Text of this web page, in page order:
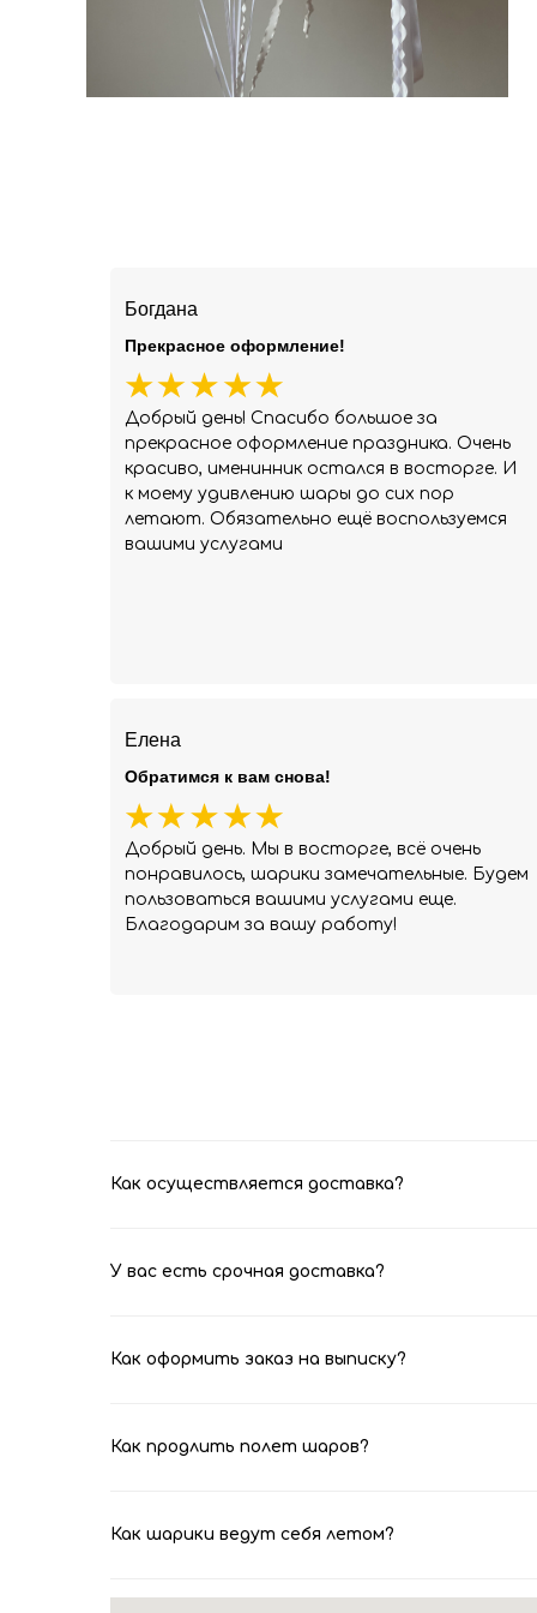
Елена
Добрый день. Мы в восторге, всё очень
понравилось, шарики замечательные. Будем
пользоваться вашими услугами еще.
Благодарим за вашу работу!
Обратимся к вам снова!
Богдана
Добрый день! Спасибо большое за
прекрасное оформление праздника. Очень
красиво, именинник остался в восторге. И
к моему удивлению шары до сих пор
летают. Обязательно ещё воспользуемся
вашими услугами
Прекрасное оформление!
Как осуществляется доставка?
У вас есть срочная доставка?
Как оформить заказ на выписку?
Как продлить полет шаров?
Как шарики ведут себя летом?